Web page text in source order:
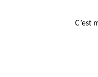
C’est